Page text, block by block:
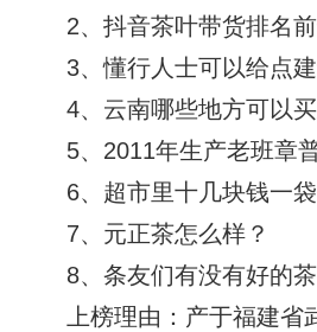
2、抖音茶叶带货排名
3、懂行人士可以给点
4、 云南哪些地方可以
5、 2011年生产老班章
6、 超市里十几块钱一
7、 元正茶怎么样？
8、条友们有没有好的
上榜理由：产于福建省